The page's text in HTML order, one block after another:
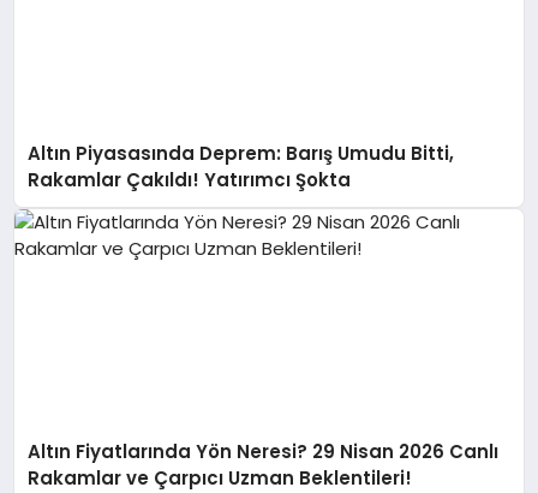
Altın Piyasasında Deprem: Barış Umudu Bitti,
Rakamlar Çakıldı! Yatırımcı Şokta
Altın Fiyatlarında Yön Neresi? 29 Nisan 2026 Canlı
Rakamlar ve Çarpıcı Uzman Beklentileri!